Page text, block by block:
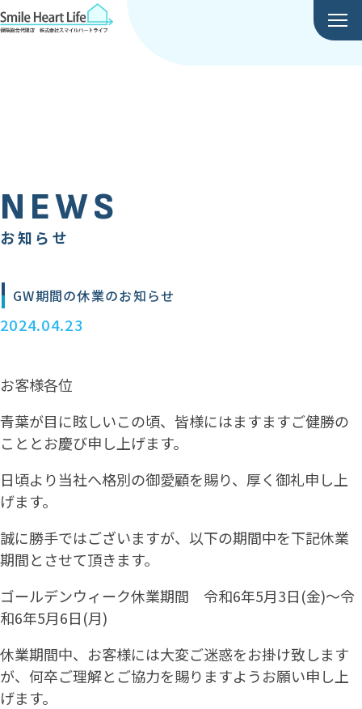
NEWS
NEWS
GW期間の休業のお知らせ
お客様各位
青葉が目に眩しいこの頃、皆様にはますますご健勝の
こととお慶び申し上げます。
日頃より当社へ格別の御愛顧を賜り、厚く御礼申し上
げます。
誠に勝手ではございますが、以下の期間中を下記休業
期間とさせて頂きます。
ゴールデンウィーク休業期間 令和6年5月3日(金)～令
和6年5月6日(月)
休業期間中、お客様には大変ご迷惑をお掛け致します
が、何卒ご理解とご協力を賜りますようお願い申し上
げます。